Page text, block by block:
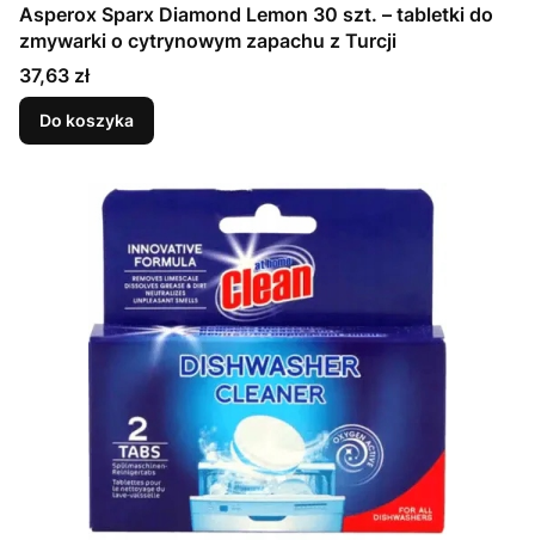
Asperox Sparx Diamond Lemon 30 szt. – tabletki do
zmywarki o cytrynowym zapachu z Turcji
Cena
37,63 zł
Do koszyka